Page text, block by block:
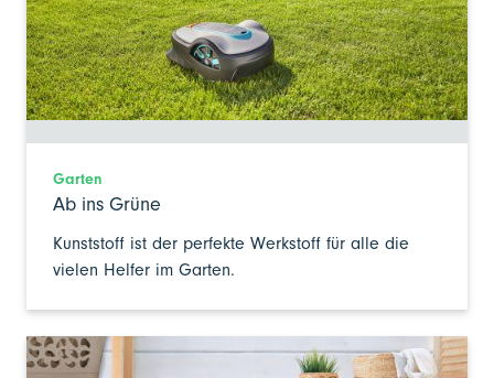
Garten
Ab ins Grüne
Kunststoff ist der perfekte Werkstoff für alle die
vielen Helfer im Garten.